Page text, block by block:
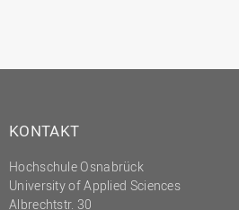
KONTAKT
Hochschule Osnabrück
University of Applied Sciences
Albrechtstr. 30